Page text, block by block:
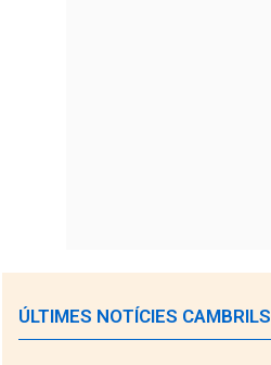
ÚLTIMES NOTÍCIES CAMBRILS